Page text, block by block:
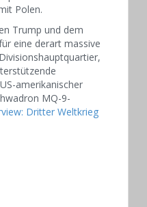
Polen.
Trump und dem
eine derart massive
amerikanischer
MQ-9-
Dritter Weltkrieg